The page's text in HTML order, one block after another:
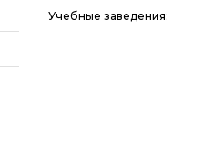
Учебные заведения: